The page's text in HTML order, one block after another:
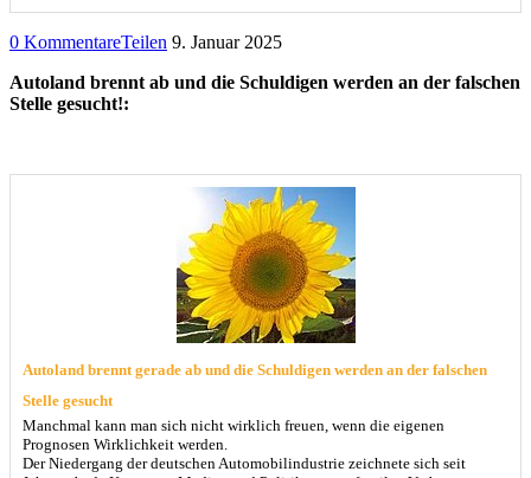
0 KommentareTeilen 9. Januar 2025
Autoland brennt ab und die Schuldigen werden an der falschen
Stelle gesucht!:
Autoland brennt gerade ab und die Schuldigen werden an der falschen
Stelle gesucht
Manchmal kann man sich nicht wirklich freuen, wenn die eigenen
Prognosen Wirklichkeit werden.
Der Niedergang der deutschen Automobilindustrie zeichnete sich seit